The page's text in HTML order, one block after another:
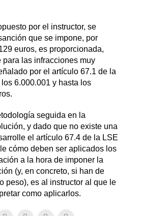
por el instructor, se
que se impone, por
euros, es proporcionada,
las infracciones muy
por el artículo 67.1 de la
6.000.001 y hasta los
seguida en la
y dado que no existe una
el artículo 67.4 de la LSE
cómo deben ser aplicados los
a la hora de imponer la
(y, en concreto, si han de
peso), es al instructor al que le
como aplicarlos.